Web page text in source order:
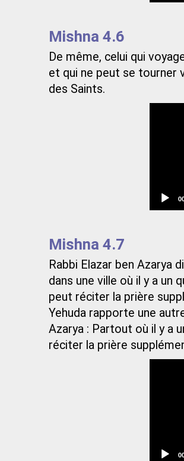
Mishna 4.6
De même, celui qui
et qui ne peut se tourner
des Saints.
Mishna 4.7
Rabbi Elazar ben Azarya
dans une ville où il y a un
peut réciter la prière
Yehuda rapporte une
Azarya : Partout où il y a
réciter la prière